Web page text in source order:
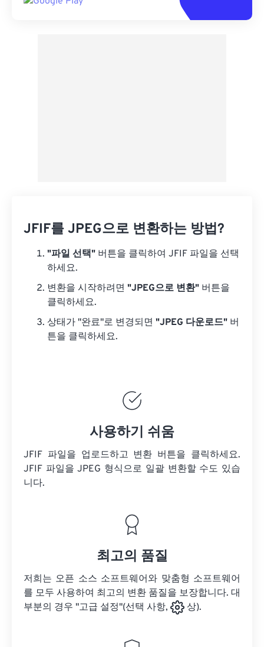
JFIF를 JPEG으로 변환하는 방법?
"파일 선택" 버튼을 클릭하여 JFIF 파일을 선택
하세요.
변환을 시작하려면 "JPEG으로 변환" 버튼을
클릭하세요.
상태가 "완료"로 변경되면 "JPEG 다운로드" 버
튼을 클릭하세요.
사용하기 쉬움
JFIF 파일을 업로드하고 변환 버튼을 클릭하세요.
JFIF 파일을 JPEG 형식으로 일괄 변환할 수도 있습
니다.
최고의 품질
저희는 오픈 소스 소프트웨어와 맞춤형 소프트웨어
를 모두 사용하여 최고의 변환 품질을 보장합니다. 대
부분의 경우 "고급 설정"(선택 사항,
상).